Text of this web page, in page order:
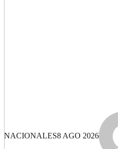
NACIONALES8 AGO 2026